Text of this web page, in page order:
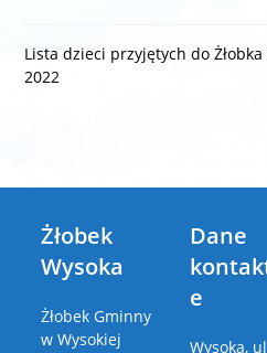
Lista dzieci przyjętych do
2022
Żłobek
Wysoka
Żłobek Gminny
w Wysokiej
Dane
e
Wysoka,